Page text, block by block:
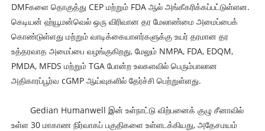
DMFகளை தொகுத்து CEP மற்றும் FDA ஆல் அங்கீகரிக்கப்பட்டுள்ளன.
கெடியன் ஹ்யூமன்வெல் ஒரு விரிவான தர மேலாண்மை அமைப்பைக்
கொண்டுள்ளது மற்றும் வாடிக்கையாளர்களுக்கு உயர் தரமான தர
உத்தரவாத அமைப்பை வழங்குகிறது, மேலும் NMPA, FDA, EDQM,
PMDA, MFDS மற்றும் TGA போன்ற உலகளவில் பெரும்பாலான
அதிகாரப்பூர்வ cGMP ஆய்வுகளில் தேர்ச்சி பெற்றுள்ளது.
Gedian Humanwell இன் உள்நாட்டு விற்பனைக் குழு சீனாவில்
உள்ள 30 மாகாண நிர்வாகப் பகுதிகளை உள்ளடக்கியது, அதேசமயம்